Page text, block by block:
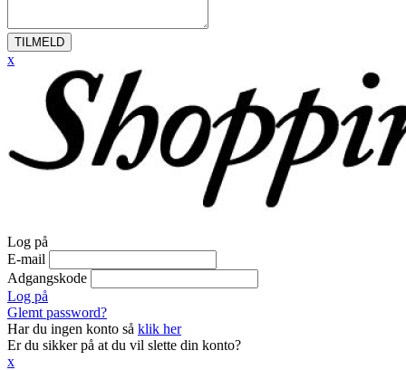
TILMELD
x
Log på
E-mail
Adgangskode
Log på
Glemt password?
Har du ingen konto så klik her
Er du sikker på at du vil slette din konto?
x